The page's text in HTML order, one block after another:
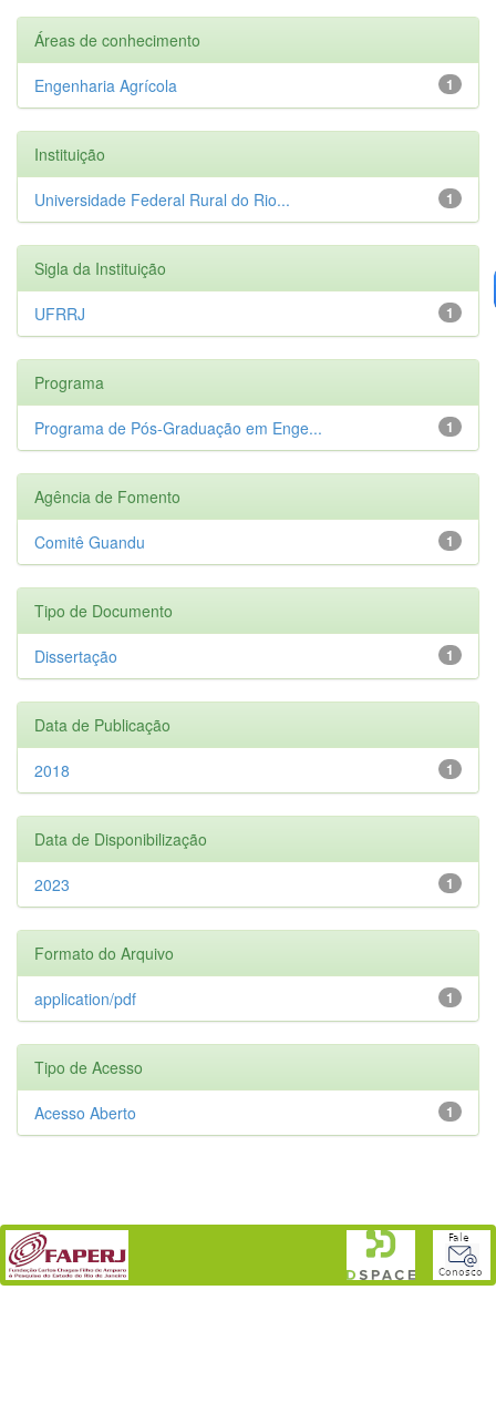
Áreas de conhecimento
1
Engenharia Agrícola
Instituição
1
Universidade Federal Rural do Rio...
Sigla da Instituição
1
UFRRJ
Programa
1
Programa de Pós-Graduação em Enge...
Agência de Fomento
1
Comitê Guandu
Tipo de Documento
1
Dissertação
Data de Publicação
1
2018
Data de Disponibilização
1
2023
Formato do Arquivo
1
application/pdf
Tipo de Acesso
1
Acesso Aberto